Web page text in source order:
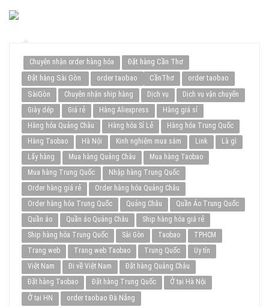
Chuyên nhận order hàng hóa
Đặt hàng Cần Thơ
Đặt hàng Sài Gòn
order taobao CầnThơ
order taobao
SàiGòn
Chuyên nhận ship hàng Dịch vụ
Dịch vụ vận chuyển
Giày dép
Giá rẻ Hàng Aliexpress
Hàng giá sỉ
Hàng hóa Quảng Châu
Hàng hóa Sỉ Lẻ
Hàng hóa Trung Quốc
Hàng Taobao
Hà Nội Kinh nghiệm mua sắm Link
Là gì
Lấy hàng
Mua hàng Quảng Châu
Mua hàng Taobao
Mua hàng Trung Quốc
Nhập hàng Trung Quốc
Order hàng giá rẻ
Order hàng hóa Quảng Châu
Order hàng hóa Trung Quốc
Quảng Châu
Quần Áo Trung Quốc
Quần áo
Quần áo Quảng Châu
Ship hàng hóa giá rẻ
Ship hàng hóa Trung Quốc
Sài Gòn Taobao
TPHCM
Trang web
Trang web Taobao Trung Quốc
Uy tín
Việt Nam
Đi về Việt Nam
Đặt hàng Quảng Châu
Đặt hàng Taobao
Đặt hàng Trung Quốc
Ở tại Hà Nội
Ở tại HN
order taobao Đà Nẵng